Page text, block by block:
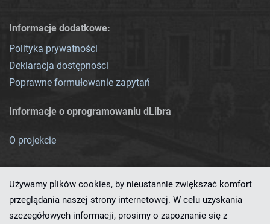
Informacje dodatkowe:
Polityka prywatności
Deklaracja dostępności
Poprawne formułowanie zapytań
Informacje o oprogramowaniu dLibra
O projekcie
Używamy plików cookies, by nieustannie zwiększać komfort
przeglądania naszej strony internetowej. W celu uzyskania
szczegółowych informacji, prosimy o zapoznanie się z